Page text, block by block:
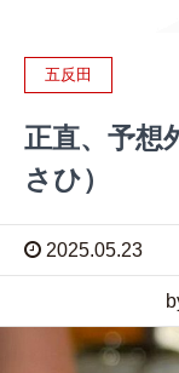
五反田
正直、予想
さひ）
2025.05.23